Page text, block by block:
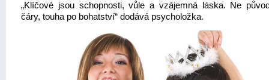
„Klíčové jsou schopnosti, vůle a vzájemná láska. Ne
čáry, touha po bohatství“ dodává psycholožka.